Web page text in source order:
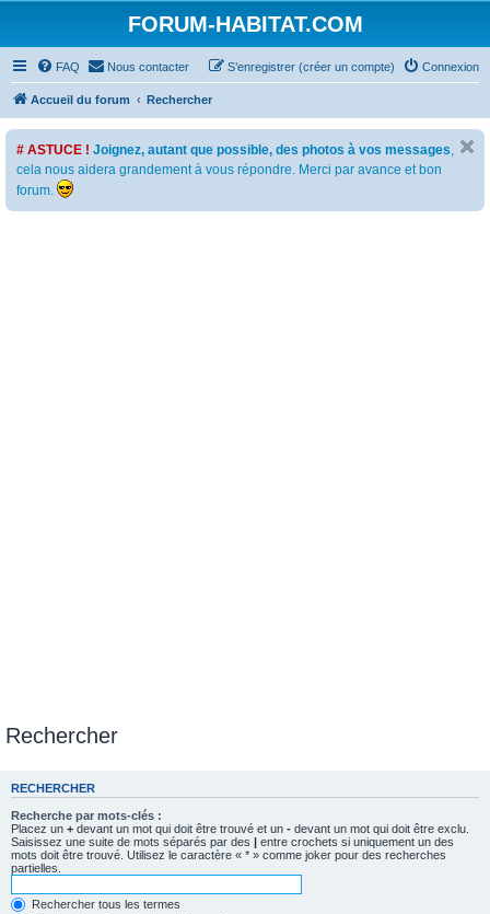
FORUM-HABITAT.COM
FAQ Nous contacter Connexion
S’enregistrer (créer un compte)
Accueil du forum Rechercher
# ASTUCE ! Joignez, autant que possible, des photos à vos messages,
cela nous aidera grandement à vous répondre. Merci par avance et bon
forum.
Rechercher
RECHERCHER
Recherche par mots-clés :
Placez un + devant un mot qui doit être trouvé et un - devant un mot qui doit être exclu.
Saisissez une suite de mots séparés par des | entre crochets si uniquement un des
mots doit être trouvé. Utilisez le caractère « * » comme joker pour des recherches
partielles.
Rechercher tous les termes